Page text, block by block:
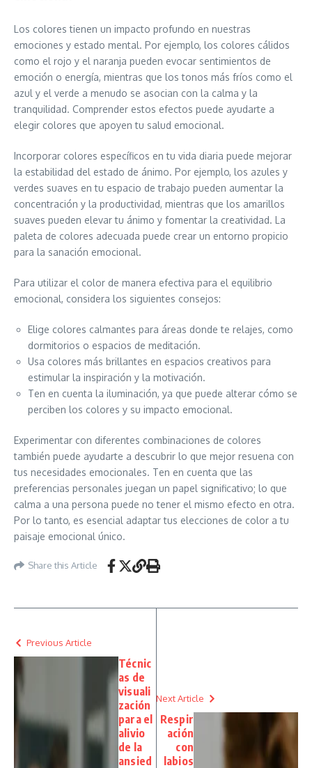
Los colores tienen un impacto profundo en nuestras
emociones y estado mental. Por ejemplo, los colores cálidos
como el rojo y el naranja pueden evocar sentimientos de
emoción o energía, mientras que los tonos más fríos como el
azul y el verde a menudo se asocian con la calma y la
tranquilidad. Comprender estos efectos puede ayudarte a
elegir colores que apoyen tu salud emocional.
Incorporar colores específicos en tu vida diaria puede mejorar
la estabilidad del estado de ánimo. Por ejemplo, los azules y
verdes suaves en tu espacio de trabajo pueden aumentar la
concentración y la productividad, mientras que los amarillos
suaves pueden elevar tu ánimo y fomentar la creatividad. La
paleta de colores adecuada puede crear un entorno propicio
para la sanación emocional.
Para utilizar el color de manera efectiva para el equilibrio
emocional, considera los siguientes consejos:
Elige colores calmantes para áreas donde te relajes, como
dormitorios o espacios de meditación.
Usa colores más brillantes en espacios creativos para
estimular la inspiración y la motivación.
Ten en cuenta la iluminación, ya que puede alterar cómo se
perciben los colores y su impacto emocional.
Experimentar con diferentes combinaciones de colores
también puede ayudarte a descubrir lo que mejor resuena con
tus necesidades emocionales. Ten en cuenta que las
preferencias personales juegan un papel significativo; lo que
calma a una persona puede no tener el mismo efecto en otra.
Por lo tanto, es esencial adaptar tus elecciones de color a tu
paisaje emocional único.
Share this Article
Previous Article
Técnic
as de
visuali
zación
para el
alivio
de la
ansied
Next Article
Respir
ación
con
labios